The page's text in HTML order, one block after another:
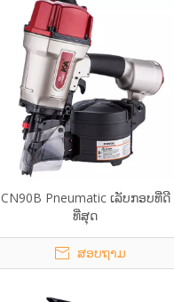
CN90B Pneumatic ເລັບກອບທີ່ດີ
ທີ່ສຸດ
ສອບຖາມ